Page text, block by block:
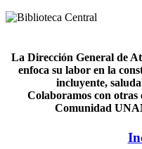
La Dirección General de
enfoca su labor en la
incluyente,
Colaboramos con otras
Comunidad